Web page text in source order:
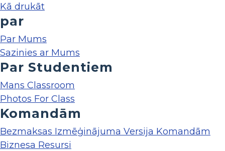
Kā drukāt
par
Par Mums
Sazinies ar Mums
Par Studentiem
Mans Classroom
Photos For Class
Komandām
Bezmaksas Izmēģinājuma Versija Komandām
Biznesa Resursi